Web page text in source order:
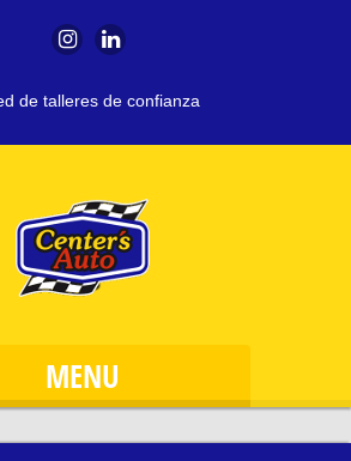
de talleres de confianza
MENU